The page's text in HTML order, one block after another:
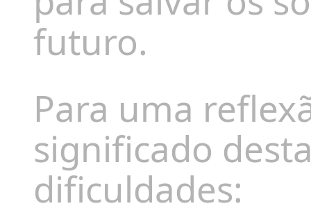
futuro.
Para uma
significado
dificuldades: